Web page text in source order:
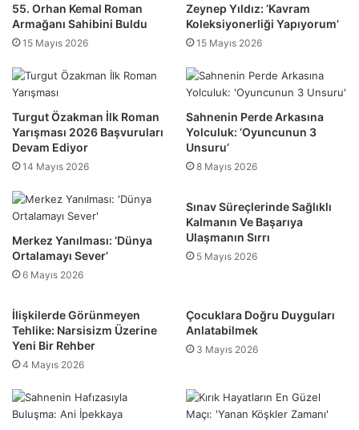
55. Orhan Kemal Roman
Armağanı Sahibini Buldu
15 Mayıs 2026
Zeynep Yıldız: ‘Kavram
Koleksiyonerliği Yapıyorum’
15 Mayıs 2026
Turgut Özakman İlk Roman
Yarışması 2026 Başvuruları
Devam Ediyor
14 Mayıs 2026
Sahnenin Perde Arkasına
Yolculuk: ‘Oyuncunun 3
Unsuru’
8 Mayıs 2026
Merkez Yanılması: ‘Dünya
Ortalamayı Sever’
6 Mayıs 2026
Sınav Süreçlerinde Sağlıklı
Kalmanın Ve Başarıya
Ulaşmanın Sırrı
5 Mayıs 2026
İlişkilerde Görünmeyen
Tehlike: Narsisizm Üzerine
Yeni Bir Rehber
4 Mayıs 2026
Çocuklara Doğru Duyguları
Anlatabilmek
3 Mayıs 2026